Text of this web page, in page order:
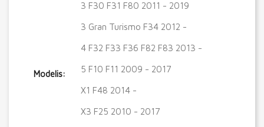
Modelis:
3 F30 F31 F80 2011 - 2019
3 Gran Turismo F34 2012 -
4 F32 F33 F36 F82 F83 2013 -
5 F10 F11 2009 - 2017
X1 F48 2014 -
X3 F25 2010 - 2017